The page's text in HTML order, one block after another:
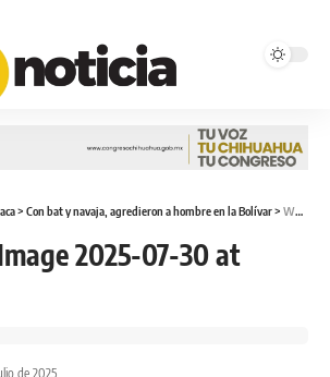
> Con bat y navaja, agredieron a hombre en la Bolívar> WhatsApp Image 2025-07-30 at 6.27.53 PM
2025-07-30 at
de 2025